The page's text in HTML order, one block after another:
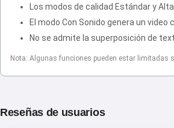
Los modos de calidad Estándar y
El modo Con Sonido genera un
No se admite la superposición de
Nota: Algunas funciones pueden estar limitadas
Reseñas de usuarios